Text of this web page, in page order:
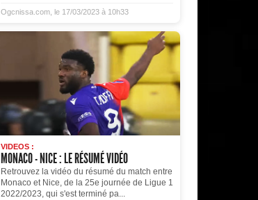
Ogcnissa.com, le 17/03/2023 à 10h33
VIDEOS :
MONACO - NICE : LE RÉSUMÉ VIDÉO
Retrouvez la vidéo du résumé du match entre
Monaco et Nice, de la 25e journée de Ligue 1
2022/2023, qui s'est terminé pa...